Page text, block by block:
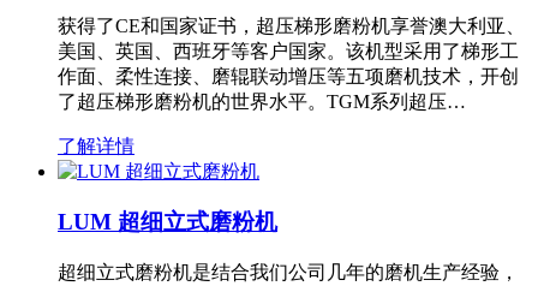
获得了CE和国家证书，超压梯形磨粉机享誉澳大利亚、
美国、英国、西班牙等客户国家。该机型采用了梯形工
作面、柔性连接、磨辊联动增压等五项磨机技术，开创
了超压梯形磨粉机的世界水平。TGM系列超压…
了解详情
LUM 超细立式磨粉机
超细立式磨粉机是结合我们公司几年的磨机生产经验，